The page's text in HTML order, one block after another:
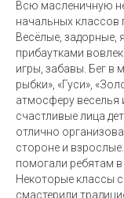
Всю масленичную
начальных классов
Весёлые, задорные,
прибаутками
игры, забавы. Бег в
рыбки», «Гуси»,
атмосферу веселья
счастливые лица
отлично
стороне и
помогали ребятам в
Некоторые классы
смастерили